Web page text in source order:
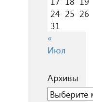
24 25 26
31
«
Июл
Архивы
Архивы